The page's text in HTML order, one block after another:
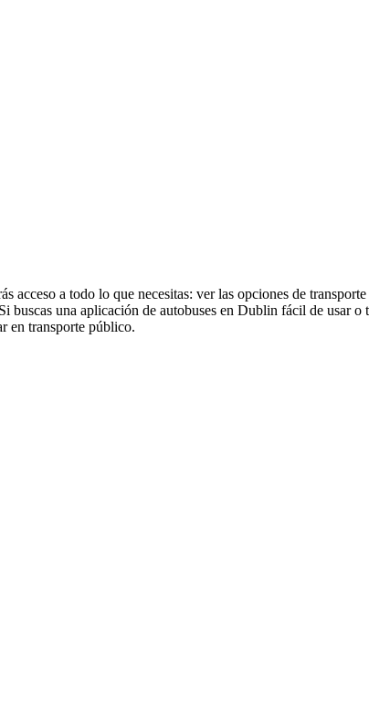
a todo lo que necesitas: ver las opciones de
una aplicación de autobuses en Dublin fácil de usar
en transporte público.